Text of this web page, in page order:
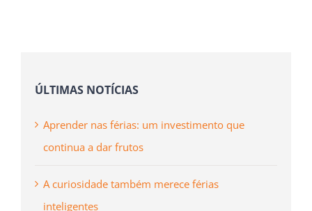
ÚLTIMAS NOTÍCIAS
Aprender nas férias: um investimento que
continua a dar frutos
A curiosidade também merece férias
inteligentes